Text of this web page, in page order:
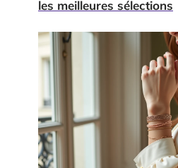
les meilleures sélections